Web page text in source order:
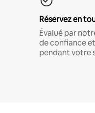
Réservez en
Évalué par
de confiance
pendant votre